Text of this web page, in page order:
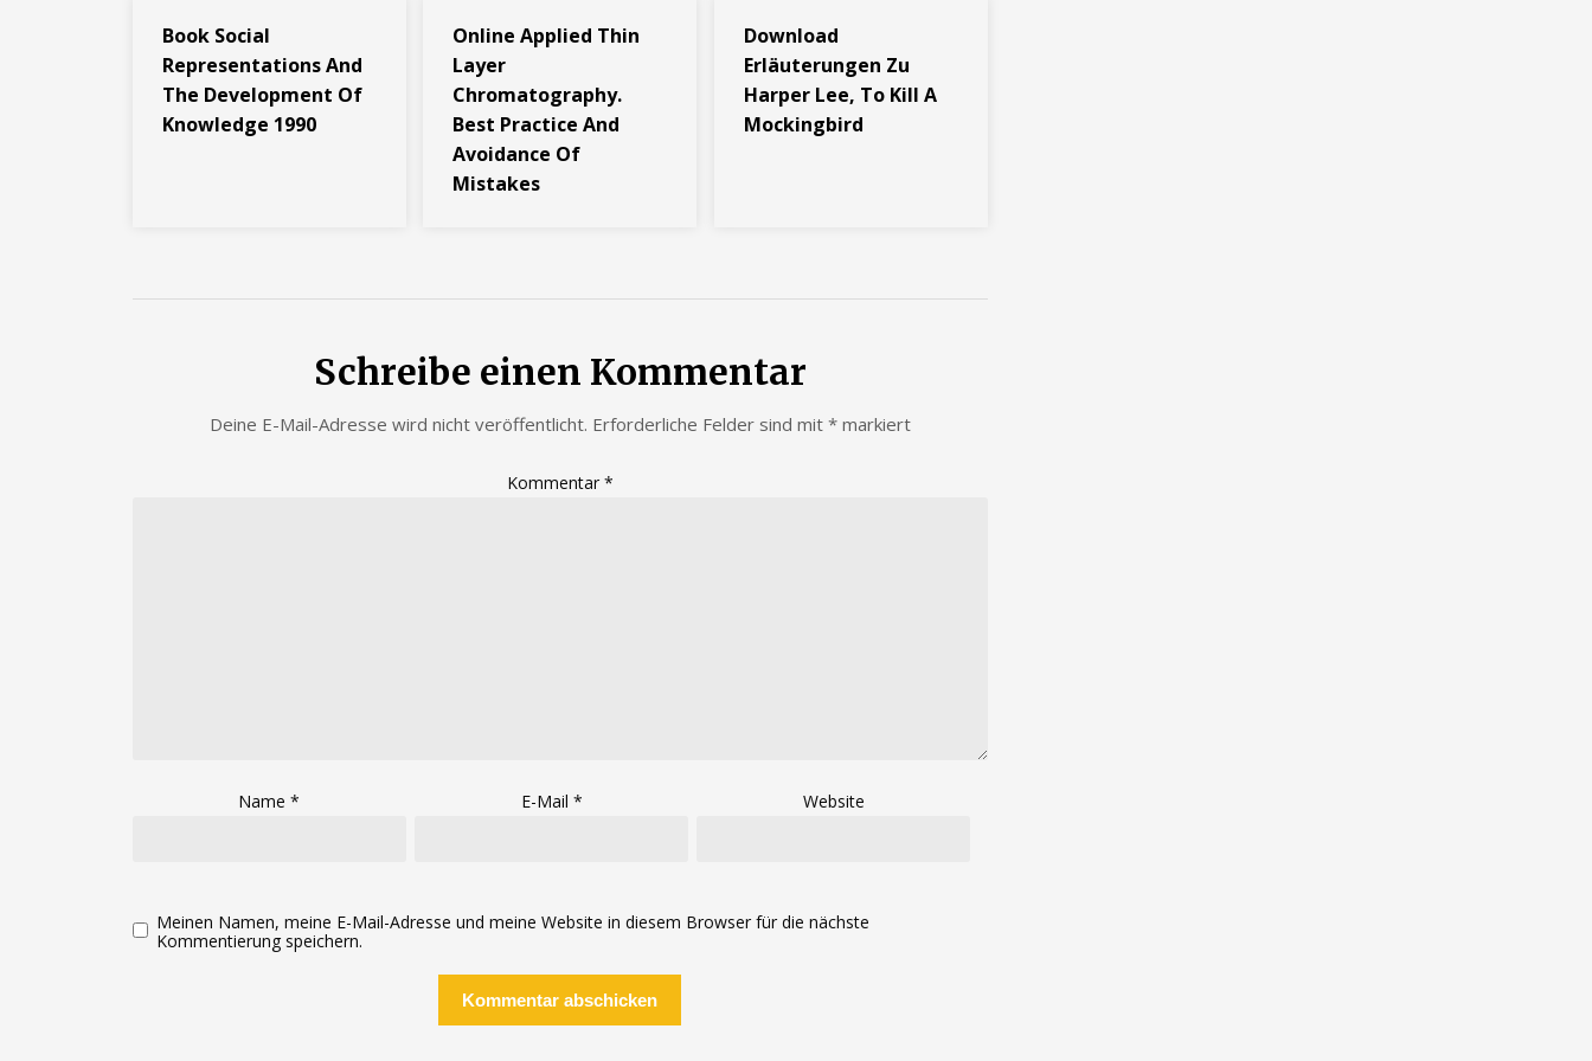
Book Social
Representations And
The Development Of
Knowledge 1990
Online Applied Thin
Layer
Chromatography.
Best Practice And
Avoidance Of
Mistakes
Download
Erläuterungen Zu
Harper Lee, To Kill A
Mockingbird
Schreibe einen Kommentar
Deine E-Mail-Adresse wird nicht veröffentlicht. Erforderliche Felder sind mit *markiert
Kommentar *
Name* E-Mail * Website
Meinen Namen, meine E-Mail-Adresse und meine Website in diesem Browser für die nächste
Kommentierung speichern.